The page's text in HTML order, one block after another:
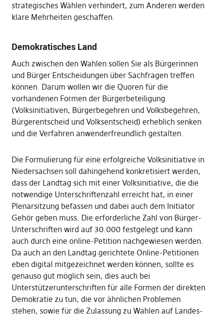
strategisches Wählen verhindert, zum Anderen werden
klare Mehrheiten geschaffen.
Demokratisches Land
Auch zwischen den Wahlen sollen Sie als Bürgerinnen
und Bürger Entscheidungen über Sachfragen treffen
können. Darum wollen wir die Quoren für die
vorhandenen Formen der Bürgerbeteiligung
(Volksinitiativen, Bürgerbegehren und Volksbegehren,
Bürgerentscheid und Volksentscheid) erheblich senken
und die Verfahren anwenderfreundlich gestalten.
Die Formulierung für eine erfolgreiche Volksinitiative in
Niedersachsen soll dahingehend konkretisiert werden,
dass der Landtag sich mit einer Volksinitiative, die die
notwendige Unterschriftenzahl erreicht hat, in einer
Plenarsitzung befassen und dabei auch dem Initiator
Gehör geben muss. Die erforderliche Zahl von Bürger-
Unterschriften wird auf 30.000 festgelegt und kann
auch durch eine online-Petition nachgewiesen werden.
Da auch an den Landtag gerichtete Online-Petitionen
eben digital mitgezeichnet werden können, sollte es
genauso gut möglich sein, dies auch bei
Unterstützerunterschriften für alle Formen der direkten
Demokratie zu tun, die vor ähnlichen Problemen
stehen, sowie für die Zulassung zu Wahlen auf Landes-